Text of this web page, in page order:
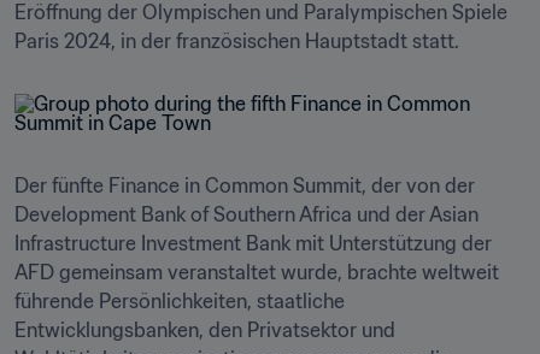
Eröffnung der Olympischen und Paralympischen Spiele
Paris 2024, in der französischen Hauptstadt statt.
Der fünfte Finance in Common Summit, der von der
Development Bank of Southern Africa und der Asian
Infrastructure Investment Bank mit Unterstützung der
AFD gemeinsam veranstaltet wurde, brachte weltweit
führende Persönlichkeiten, staatliche
Entwicklungsbanken, den Privatsektor und